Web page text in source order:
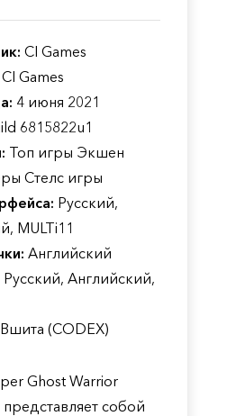
CI Games
CI Games
4 июня 2021
6815822u1
Топ игры Экшен
Стелс игры
Русский,
MULTi11
Английский
Русский, Английский,
Вшита (CODEX)
Ghost Warrior
собой